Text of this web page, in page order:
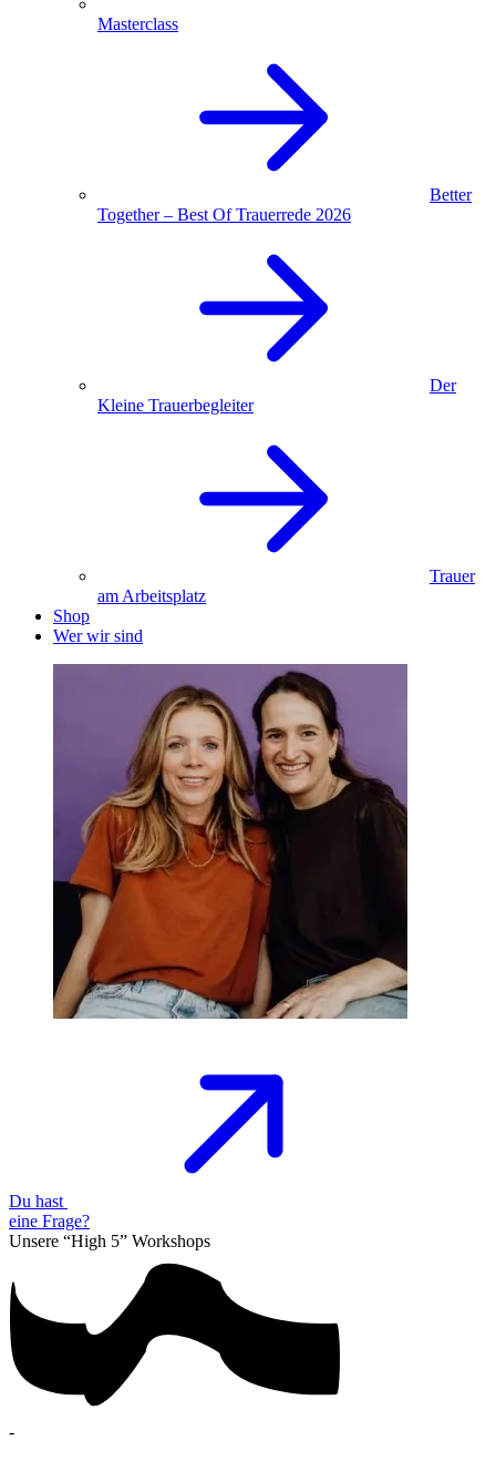
Masterclass
Better
Together – Best Of Trauerrede 2026
Der
Kleine Trauerbegleiter
Trauer
am Arbeitsplatz
Shop
Wer wir sind
Du hast
eine Frage?
Unsere “High 5” Workshops
-